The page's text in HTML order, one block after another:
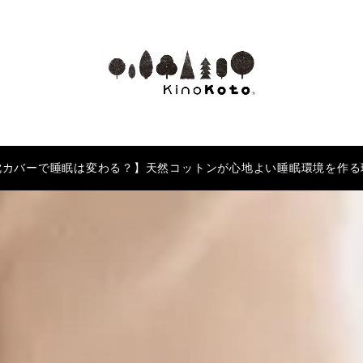
バーで睡眠は変わる？】天然コットンが心地よい睡眠環境を作